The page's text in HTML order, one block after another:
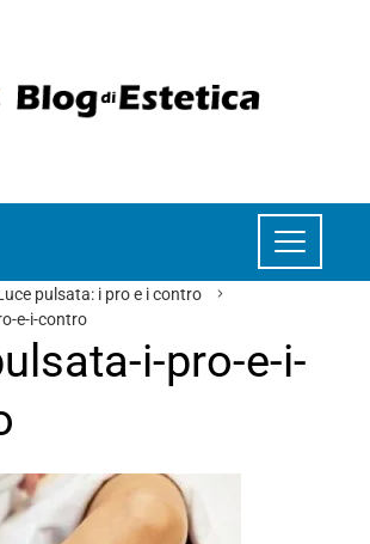
pulsata: i pro e i contro
e-i-contro
i-pro-e-i-